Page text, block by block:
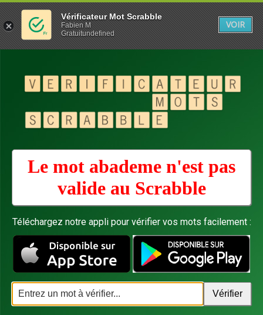
Le mot abademe n'est pas
valide au Scrabble
Téléchargez notre appli pour vérifier vos mots facilement :
Vérificateur Mot Scrabble
Fabien M
Gratuitundefined
VOIR